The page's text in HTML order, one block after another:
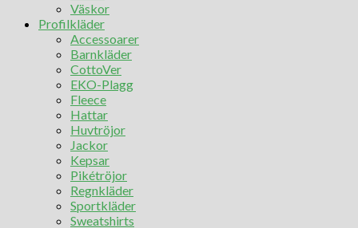
Väskor
Profilkläder
Accessoarer
Barnkläder
CottoVer
EKO-Plagg
Fleece
Hattar
Huvtröjor
Jackor
Kepsar
Pikétröjor
Regnkläder
Sportkläder
Sweatshirts